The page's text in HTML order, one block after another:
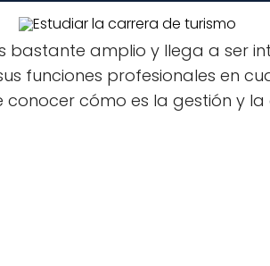
bastante amplio y llega a ser
funciones profesionales en
cómo es la gestión y